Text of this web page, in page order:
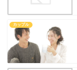
カップル